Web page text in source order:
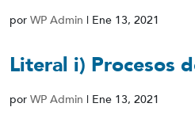
por WP Admin | Ene 13, 2021
Literal i) Procesos
por WP Admin | Ene 13, 2021